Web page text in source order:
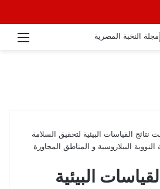
نتائج القياسات البيئية لتحقيق السلامة
البيلاروسية و المناطق المجاورة
البيئية